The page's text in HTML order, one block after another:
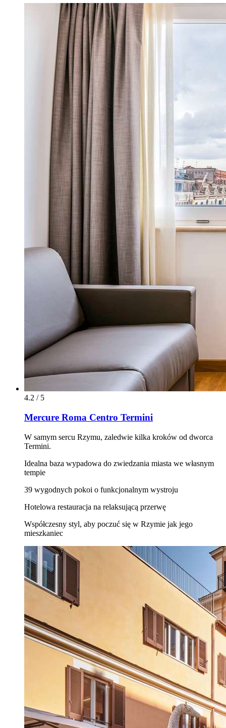
4.2 / 5
Mercure Roma Centro Termini
W samym sercu Rzymu, zaledwie kilka kroków od dworca
Termini.
Idealna baza wypadowa do zwiedzania miasta we własnym
tempie
39 wygodnych pokoi o funkcjonalnym wystroju
Hotelowa restauracja na relaksującą przerwę
Współczesny styl, aby poczuć się w Rzymie jak jego
mieszkaniec